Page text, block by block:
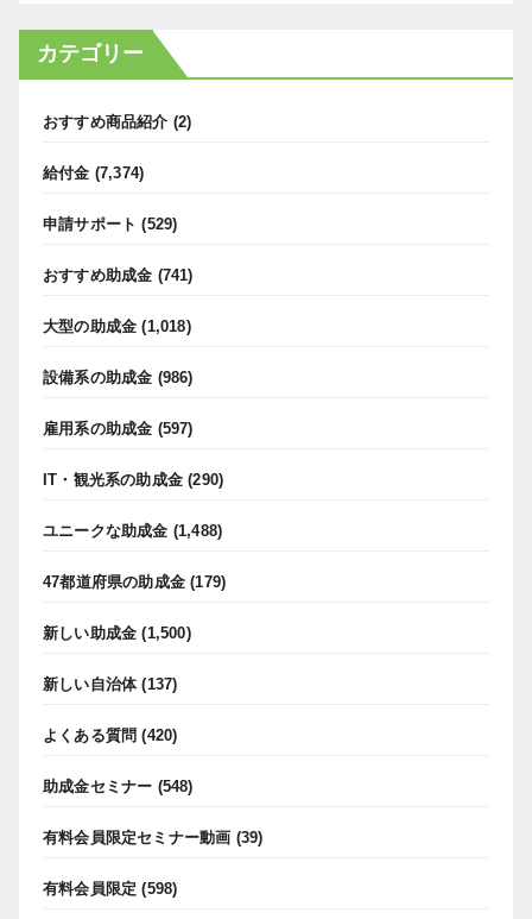
カテゴリー
おすすめ商品紹介 (2)
給付金 (7,374)
申請サポート (529)
おすすめ助成金 (741)
大型の助成金 (1,018)
設備系の助成金 (986)
雇用系の助成金 (597)
IT・観光系の助成金 (290)
ユニークな助成金 (1,488)
47都道府県の助成金 (179)
新しい助成金 (1,500)
新しい自治体(137)
よくある質問 (420)
助成金セミナー (548)
有料会員限定セミナー動画 (39)
有料会員限定 (598)